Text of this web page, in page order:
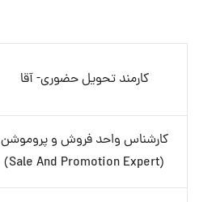
کارمند تحویل حضوری- آقا
کارشناس واحد فروش و پروموشن
(Sale And Promotion Expert)